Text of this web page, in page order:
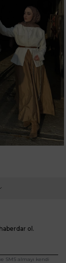
ol.
SMS almayı kendi